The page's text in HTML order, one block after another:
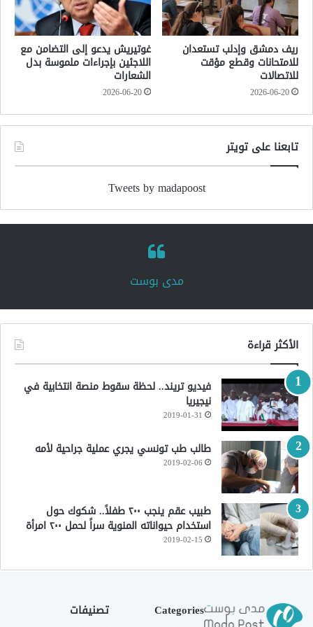
ريف دمشق وإدلب تستعدان
للامتحانات وقطع مؤقت
للاتصالات
2026-06-20
غوتيريش يدعو إلى التضامن مع
اللاجئين بإجراءات ملموسة بدل
الشعارات
2026-06-20
تابعنا على تويتر
Tweets by madapoost
‏مدى بوست‏
الأكثر قراءة
فيديو تريند.. لحظة سقوط منصة انتخابية في
نيجيريا
2019-01-31
طالب طب تونسي يجري عملية جراحية لأمه
2019-02-06
طبيب عقم ينجب ٢٠٠ طفلاً.. شكوك حول
استخدام حيواناته المنوية سراً لحمل ٢٠٠ امرأة
2019-02-15
Categories تصنيفات